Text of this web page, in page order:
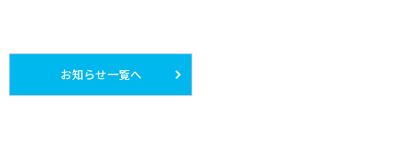
お知らせ一覧へ